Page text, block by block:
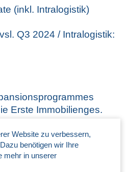
(inkl. Intralogistik)
Q3 2024 / Intralogistik:
Erste Immobilienges.
aus.
wurde in 2
Website zu verbessern,
benötigen wir Ihre
mehr in unserer